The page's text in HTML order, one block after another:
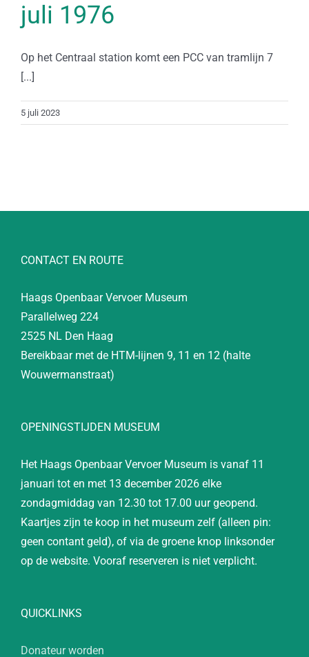
juli 1976
Op het Centraal station komt een PCC van tramlijn 7
[...]
5 juli 2023
CONTACT EN ROUTE
Haags Openbaar Vervoer Museum
Parallelweg 224
2525 NL Den Haag
Bereikbaar met de HTM-lijnen 9, 11 en 12 (halte
Wouwermanstraat)
OPENINGSTIJDEN MUSEUM
Het Haags Openbaar Vervoer Museum is vanaf 11
januari tot en met 13 december 2026 elke
zondagmiddag van 12.30 tot 17.00 uur geopend.
Kaartjes zijn te koop in het museum zelf (alleen pin:
geen contant geld), of via de groene knop linksonder
op de website. Vooraf reserveren is niet verplicht.
QUICKLINKS
Donateur worden